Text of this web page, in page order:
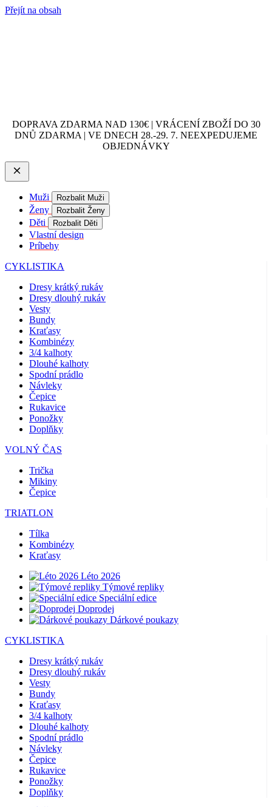
Přejít na obsah
DOPRAVA ZDARMA NAD 130€ | VRÁCENÍ ZBOŽÍ DO 30
DNŮ ZDARMA | VE DNECH 28.-29. 7. NEEXPEDUJEME
OBJEDNÁVKY
Muži Rozbalit Muži
Ženy Rozbalit Ženy
Děti Rozbalit Děti
Vlastní design
Príbehy
CYKLISTIKA
Dresy krátký rukáv
Dresy dlouhý rukáv
Vesty
Bundy
Kraťasy
Kombinézy
3/4 kalhoty
Dlouhé kalhoty
Spodní prádlo
Návleky
Čepice
Rukavice
Ponožky
Doplňky
VOLNÝ ČAS
Trička
Mikiny
Čepice
TRIATLON
Tílka
Kombinézy
Kraťasy
Léto 2026
Týmové repliky
Speciální edice
Doprodej
Dárkové poukazy
CYKLISTIKA
Dresy krátký rukáv
Dresy dlouhý rukáv
Vesty
Bundy
Kraťasy
3/4 kalhoty
Dlouhé kalhoty
Spodní prádlo
Návleky
Čepice
Rukavice
Ponožky
Doplňky